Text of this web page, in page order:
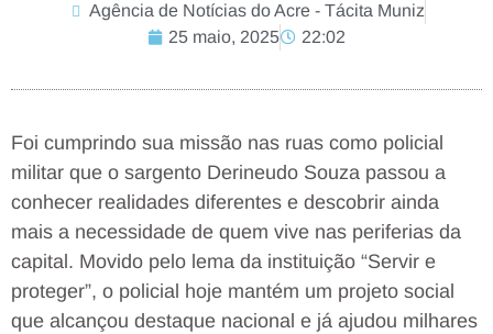
Agência de Notícias do Acre - Tácita Muniz
25 maio, 2025
22:02
Foi cumprindo sua missão nas ruas como policial
militar que o sargento Derineudo Souza passou a
conhecer realidades diferentes e descobrir ainda
mais a necessidade de quem vive nas periferias da
capital. Movido pelo lema da instituição “Servir e
proteger”, o policial hoje mantém um projeto social
que alcançou destaque nacional e já ajudou milhares